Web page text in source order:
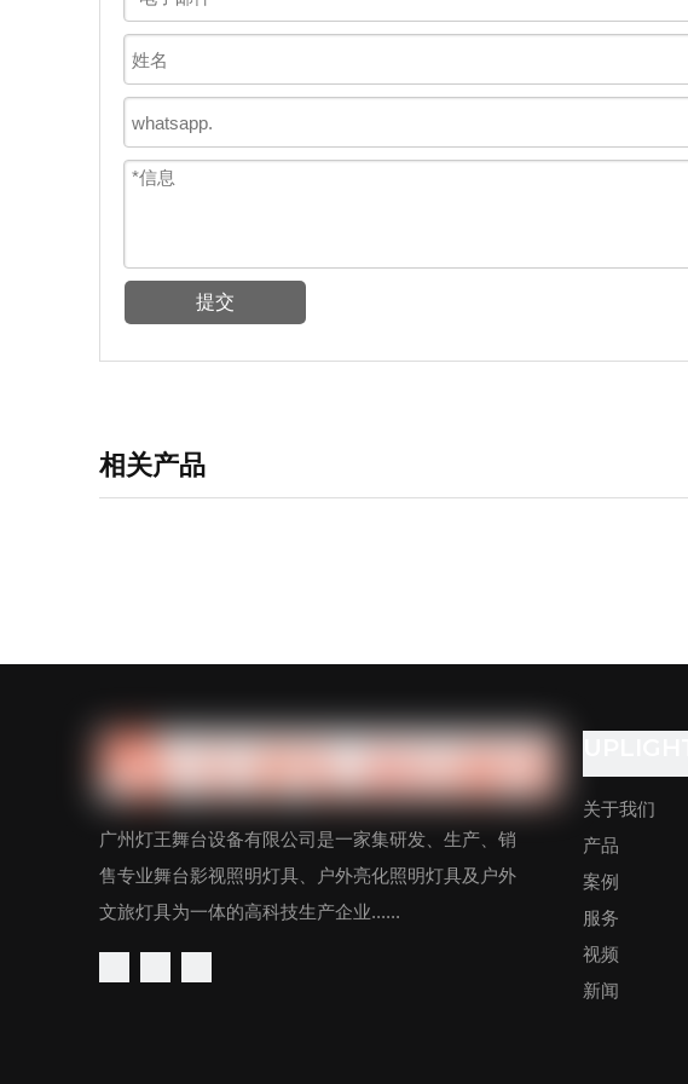
提交
相关产品
广州灯王舞台设备有限公司是一家集研发、生产、销
售专业舞台影视照明灯具、户外亮化照明灯具及户外
文旅灯具为一体的高科技生产企业......
关于我们
产品
案例
服务
视频
新闻